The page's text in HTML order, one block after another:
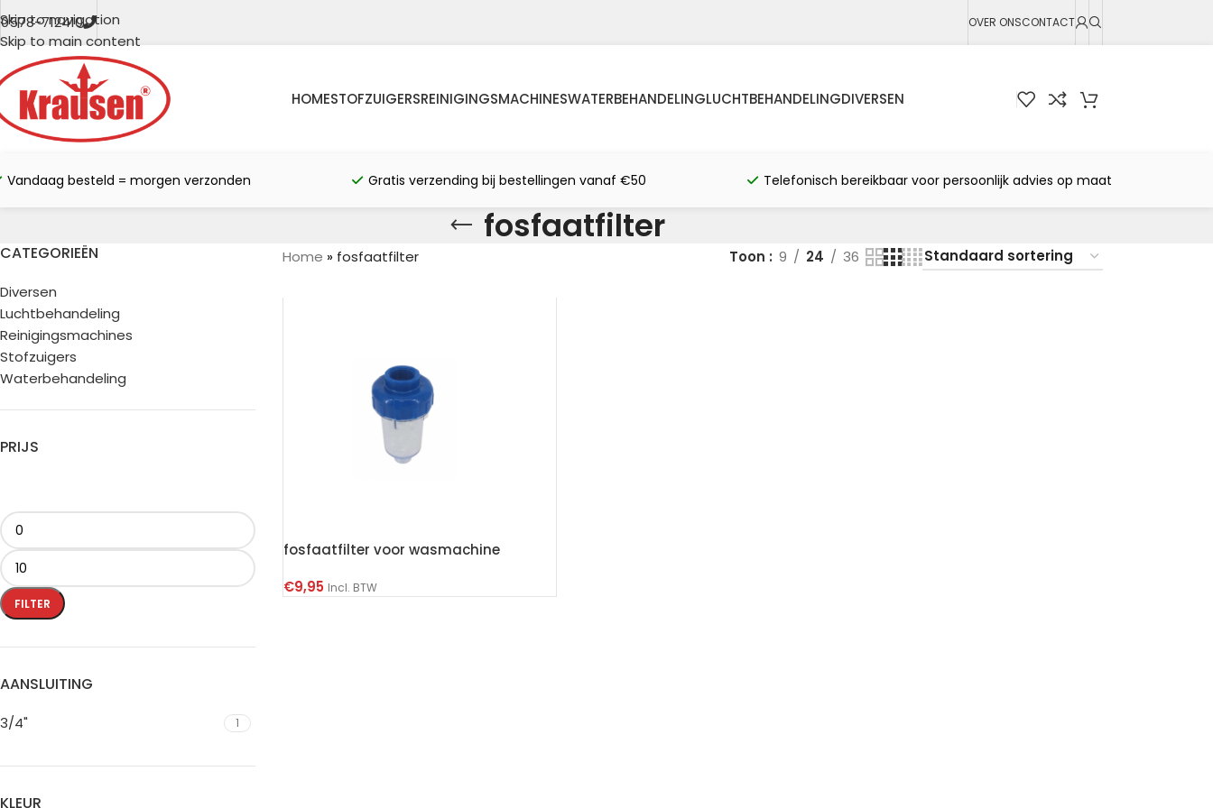
Skip to navigation
Skip to main content
0578-712410 OVER ONSCONTACT
HOMESTOFZUIGERSREINIGINGSMACHINESWATERBEHANDELINGLUCHTBEHANDELINGDIVERSEN
Vandaag besteld = morgen verzonden Gratis verzending bij bestellingen vanaf €50 Telefonisch bereikbaar voor persoonlijk advies op maat
fosfaatfilter
CATEGORIEËN
Diversen
Luchtbehandeling
Reinigingsmachines
Stofzuigers
Waterbehandeling
PRIJS
FILTER
AANSLUITING
3/4" 1
KLEUR
Home » fosfaatfilter Toon 9 24 36
fosfaatfilter voor wasmachine
€9,95 Incl. BTW